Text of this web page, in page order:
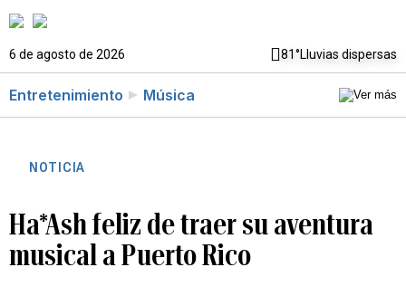
6 de agosto de 2026 81°Lluvias dispersas
Entretenimiento Música
NOTICIA
Ha*Ash feliz de traer su aventura
musical a Puerto Rico